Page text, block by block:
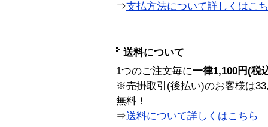
⇒支払方法について詳しくはこ
送料について
1つのご注文毎に一律1,100円(税
※売掛取引(後払い)のお客様は
無料！
⇒送料について詳しくはこちら